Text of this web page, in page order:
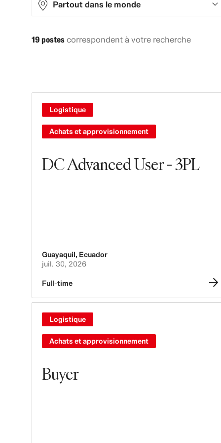
Partout dans le monde
North America
3
South America
19 postes correspondent à votre recherche
DC Advanced User - 3PL
Logistique
Achats et approvisionnement
Guayaquil, Ecuador
juil. 30, 2026
Full-time
Buyer
Logistique
Achats et approvisionnement